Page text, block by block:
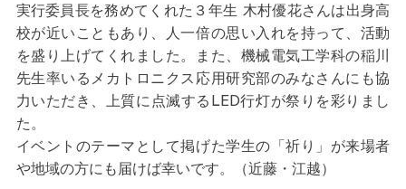
実行委員長を務めてくれた３年生 木村優花さんは出身高
校が近いこともあり、人一倍の思い入れを持って、活動
を盛り上げてくれました。また、機械電気工学科の稲川
先生率いるメカトロニクス応用研究部のみなさんにも協
力いただき、上質に点滅するLED行灯が祭りを彩りまし
た。
イベントのテーマとして掲げた学生の「祈り」が来場者
や地域の方にも届けば幸いです。（近藤・江越）